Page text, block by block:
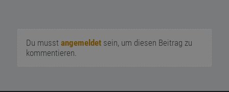
Du musst angemeldetsein, um diesen Beitrag zu
kommentieren.